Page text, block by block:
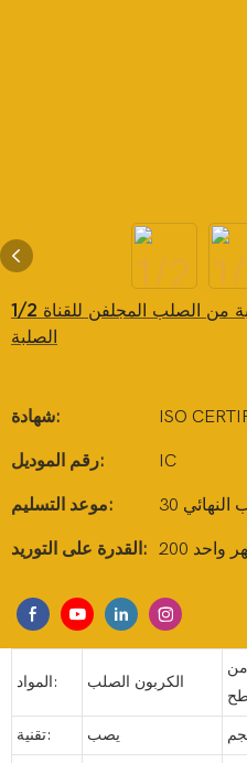
1/2 في وصلات وصلات صلبة من الصلب المجلفن للقناة IMC /
الصلبة
شهادة: ISO
رقم الموديل: IC
موعد التسليم: النهائي
القدرة على التوريد: واحد
المواد: الكربون الصلب
من
تقنية: يصب